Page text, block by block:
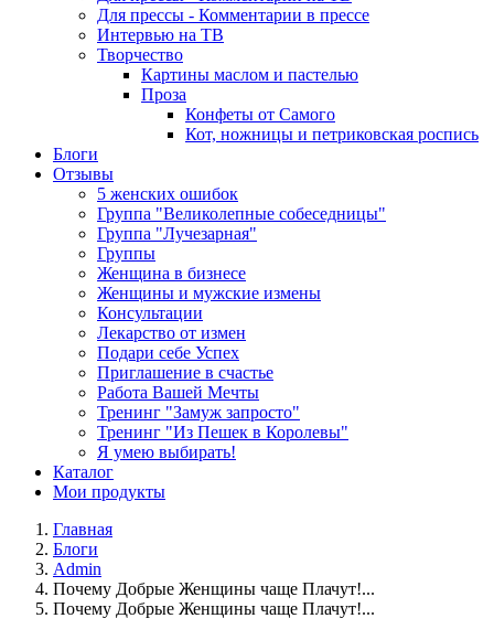
Для прессы - Комментарии в прессе
Интервью на ТВ
Творчество
Картины маслом и пастелью
Проза
Конфеты от Самого
Кот, ножницы и петриковская роспись
Блоги
Отзывы
5 женских ошибок
Группа "Великолепные собеседницы"
Группа "Лучезарная"
Группы
Женщина в бизнесе
Женщины и мужские измены
Консультации
Лекарство от измен
Подари себе Успех
Приглашение в счастье
Работа Вашей Мечты
Тренинг "Замуж запросто"
Тренинг "Из Пешек в Королевы"
Я умею выбирать!
Каталог
Мои продукты
Главная
Блоги
Admin
Почему Добрые Женщины чаще Плачут!...
Почему Добрые Женщины чаще Плачут!...